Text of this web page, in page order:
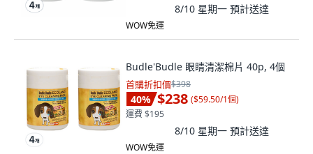
8/10 星期一 預計送達
WOW免運
Budle'Budle 眼睛清潔棉片 40p, 4個
首購折扣價$398
40% $238 ($59.50/1個)
運費 $195
8/10 星期一 預計送達
WOW免運